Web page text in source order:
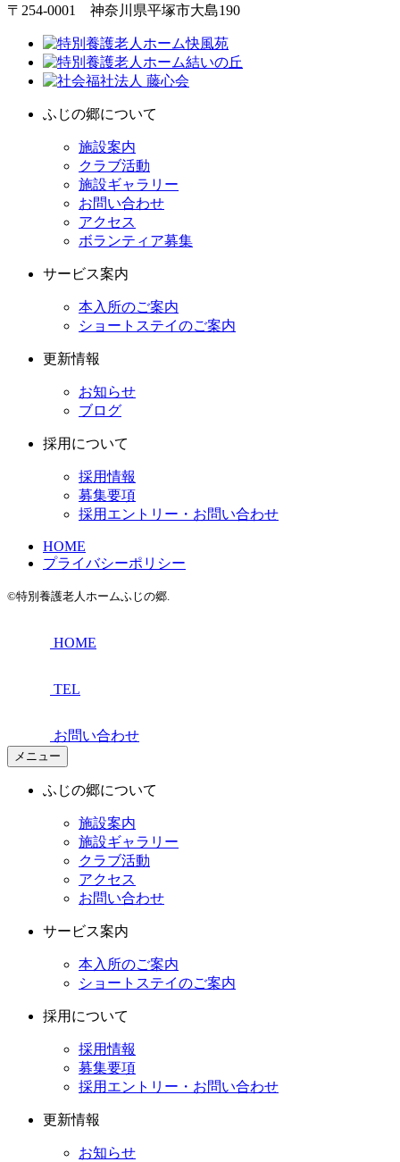
〒254-0001 神奈川県平塚市大島190
ふじの郷について
施設案内
クラブ活動
施設ギャラリー
お問い合わせ
アクセス
ボランティア募集
サービス案内
本入所のご案内
ショートステイのご案内
更新情報
お知らせ
ブログ
採用について
採用情報
募集要項
採用エントリー・お問い合わせ
HOME
プライバシーポリシー
©特別養護老人ホームふじの郷.
HOME
TEL
お問い合わせ
メニュー
ふじの郷について
施設案内
施設ギャラリー
クラブ活動
アクセス
お問い合わせ
サービス案内
本入所のご案内
ショートステイのご案内
採用について
採用情報
募集要項
採用エントリー・お問い合わせ
更新情報
お知らせ